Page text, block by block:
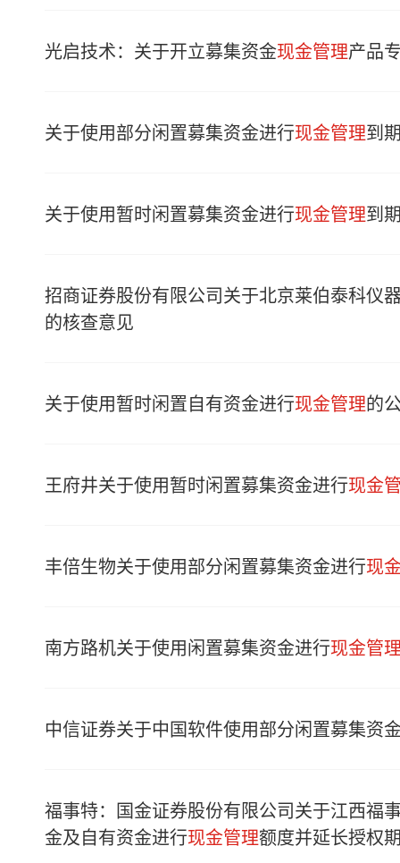
光启技术：关于开立募集资金现金管理产品
关于使用部分闲置募集资金进行现金管理到
关于使用暂时闲置募集资金进行现金管理到
招商证券股份有限公司关于北京莱伯泰科仪
的核查意见
关于使用暂时闲置自有资金进行现金管理的
王府井关于使用暂时闲置募集资金进行现金
丰倍生物关于使用部分闲置募集资金进行现
南方路机关于使用闲置募集资金进行现金管
中信证券关于中国软件使用部分闲置募集资
福事特：国金证券股份有限公司关于江西福
金及自有资金进行现金管理额度并延长授权